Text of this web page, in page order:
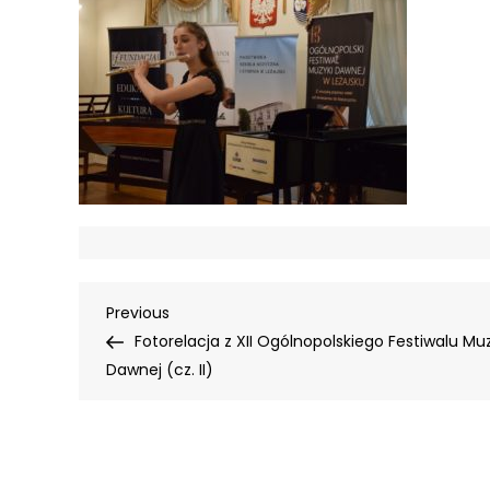
Nawigacja
wpisu
Previous
Post
Previous
Fotorelacja z XII Ogólnopolskiego Festiwalu
Dawnej (cz. II)